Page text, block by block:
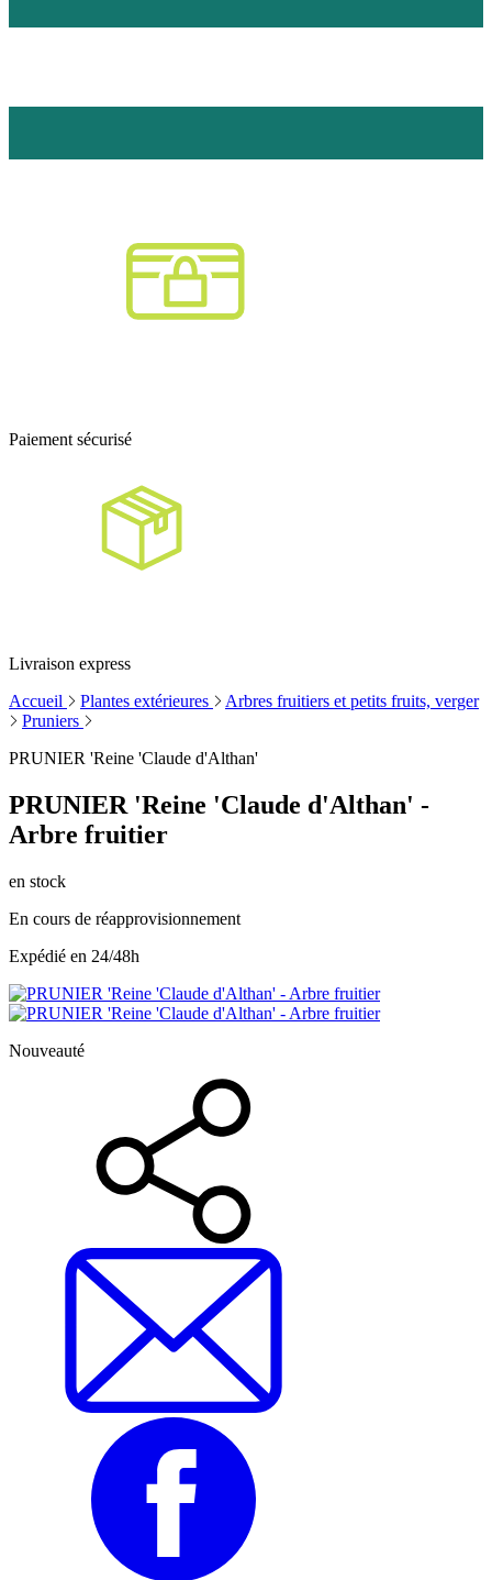
Paiement sécurisé
Livraison express
Accueil
Plantes extérieures
Arbres fruitiers et petits fruits, verger
Pruniers
PRUNIER 'Reine 'Claude d'Althan'
PRUNIER 'Reine 'Claude d'Althan' -
Arbre fruitier
en stock
En cours de réapprovisionnement
Expédié en 24/48h
Nouveauté